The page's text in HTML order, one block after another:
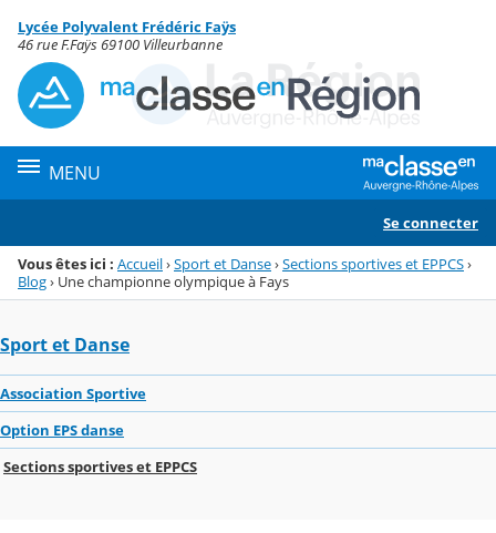
Menu de la rubrique
Contenu
Lycée Polyvalent Frédéric Faÿs
46 rue F.Faÿs 69100 Villeurbanne
MENU
Se connecter
Vous êtes ici : Accueil›Sport et Danse›Sections sportives et EPPCS›
Blog› Une championne olympique à Fays
Sport et Danse
Association Sportive
Option EPS danse
Sections sportives et EPPCS